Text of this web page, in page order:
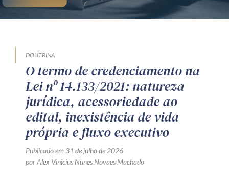
DOUTRINA
O termo de credenciamento na
Lei nº 14.133/2021: natureza
jurídica, acessoriedade ao
edital, inexistência de vida
própria e fluxo executivo
Publicado em 31 de julho de 2026
por Alex Vinicius Nunes Novaes Machado